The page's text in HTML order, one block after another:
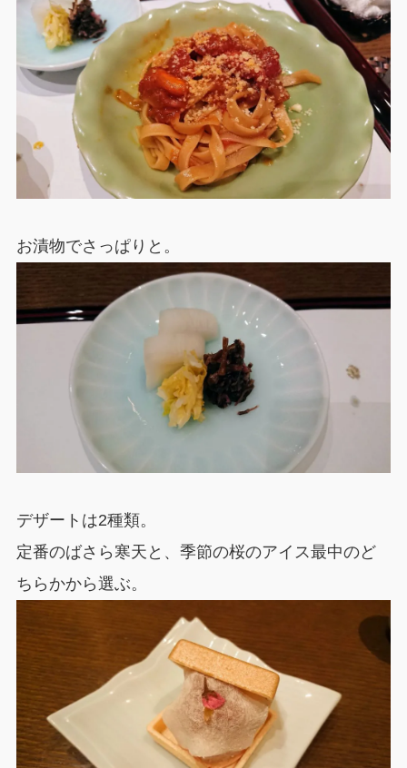
お漬物でさっぱりと。
デザートは2種類。
定番のばさら寒天と、季節の桜のアイス最中のど
ちらかから選ぶ。